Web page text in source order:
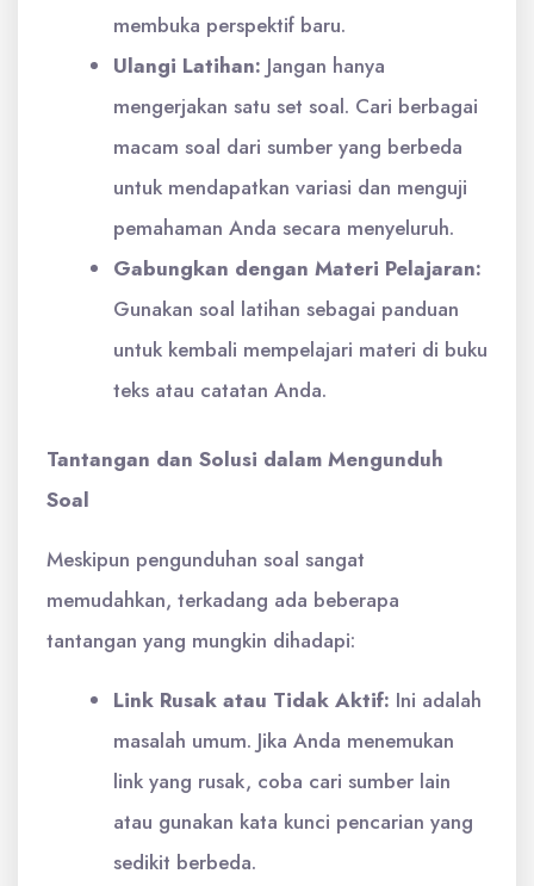
membuka perspektif baru.
Ulangi Latihan: Jangan hanya
mengerjakan satu set soal. Cari berbagai
macam soal dari sumber yang berbeda
untuk mendapatkan variasi dan menguji
pemahaman Anda secara menyeluruh.
Gabungkan dengan Materi Pelajaran:
Gunakan soal latihan sebagai panduan
untuk kembali mempelajari materi di buku
teks atau catatan Anda.
Tantangan dan Solusi dalam Mengunduh
Soal
Meskipun pengunduhan soal sangat
memudahkan, terkadang ada beberapa
tantangan yang mungkin dihadapi:
Link Rusak atau Tidak Aktif: Ini adalah
masalah umum. Jika Anda menemukan
link yang rusak, coba cari sumber lain
atau gunakan kata kunci pencarian yang
sedikit berbeda.